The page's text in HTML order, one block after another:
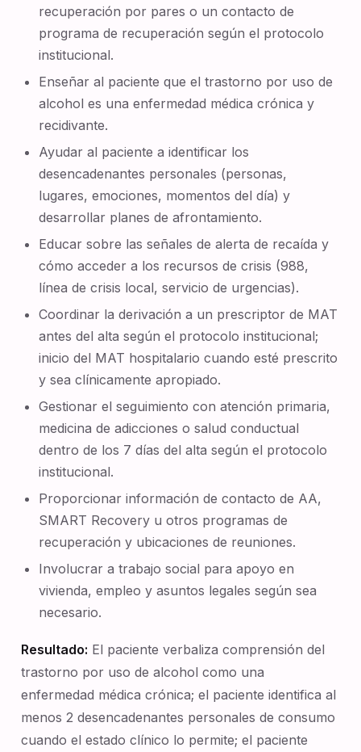
recuperación por pares o un contacto de
programa de recuperación según el protocolo
institucional.
Enseñar al paciente que el trastorno por uso de
alcohol es una enfermedad médica crónica y
recidivante.
Ayudar al paciente a identificar los
desencadenantes personales (personas,
lugares, emociones, momentos del día) y
desarrollar planes de afrontamiento.
Educar sobre las señales de alerta de recaída y
cómo acceder a los recursos de crisis (988,
línea de crisis local, servicio de urgencias).
Coordinar la derivación a un prescriptor de MAT
antes del alta según el protocolo institucional;
inicio del MAT hospitalario cuando esté prescrito
y sea clínicamente apropiado.
Gestionar el seguimiento con atención primaria,
medicina de adicciones o salud conductual
dentro de los 7 días del alta según el protocolo
institucional.
Proporcionar información de contacto de AA,
SMART Recovery u otros programas de
recuperación y ubicaciones de reuniones.
Involucrar a trabajo social para apoyo en
vivienda, empleo y asuntos legales según sea
necesario.
Resultado: El paciente verbaliza comprensión del
trastorno por uso de alcohol como una
enfermedad médica crónica; el paciente identifica al
menos 2 desencadenantes personales de consumo
cuando el estado clínico lo permite; el paciente